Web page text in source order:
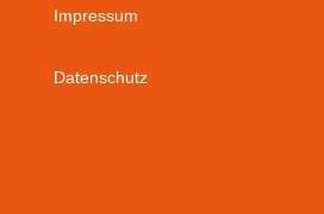
Impressum
Datenschutz